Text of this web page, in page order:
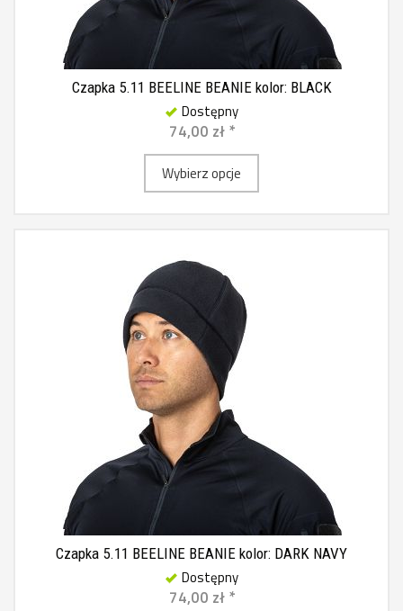
Czapka 5.11 BEELINE BEANIE kolor: BLACK
Dostępny
74,00 zł *
Wybierz opcje
Czapka 5.11 BEELINE BEANIE kolor: DARK NAVY
Dostępny
74,00 zł *